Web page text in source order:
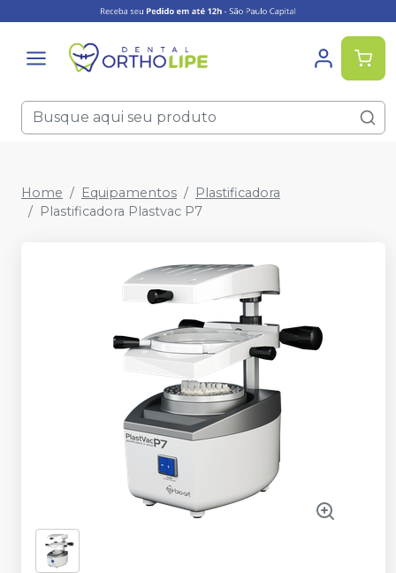
Home Equipamentos
Plastificadora
Plastificadora Plastvac P7